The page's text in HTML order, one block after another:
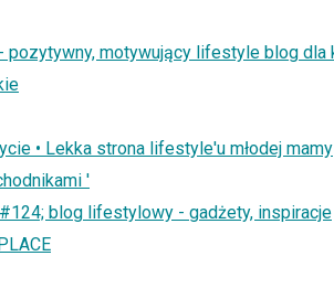
pozytywny, motywujący lifestyle blog dla
• Lekka strona lifestyle'u młodej mamy
'
blog lifestylowy - gadżety, inspiracje